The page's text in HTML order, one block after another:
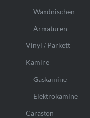
Wandnischen
Armaturen
Vinyl / Parkett
Kamine
Gaskamine
Elektrokamine
Caraston